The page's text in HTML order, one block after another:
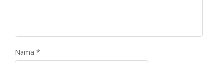
Nama *